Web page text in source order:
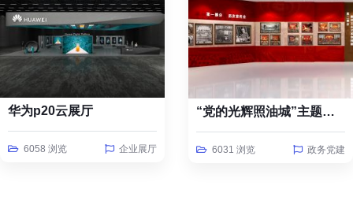
华为p20云展厅
6058 浏览 企业展厅
“党的光辉照油城”主题线上云展览
6031 浏览 政务党建